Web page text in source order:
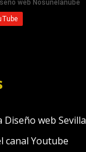
Diseño web Sevilla
canal Youtube